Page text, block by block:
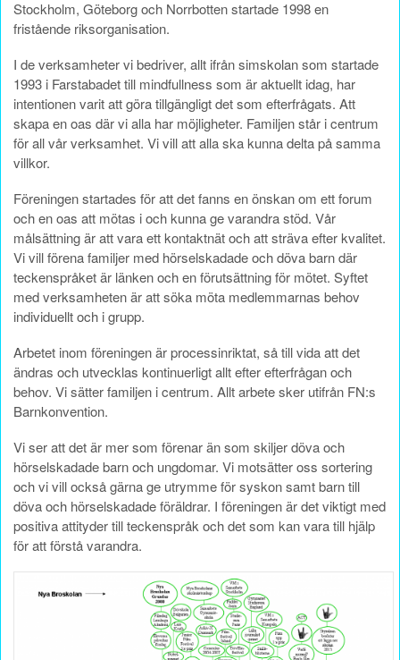
Stockholm, Göteborg och Norrbotten startade 1998 en
fristående riksorganisation.
I de verksamheter vi bedriver, allt ifrån simskolan som startade
1993 i Farstabadet till mindfullness som är aktuellt idag, har
intentionen varit att göra tillgängligt det som efterfrågats. Att
skapa en oas där vi alla har möjligheter. Familjen står i centrum
för all vår verksamhet. Vi vill att alla ska kunna delta på samma
villkor.
Föreningen startades för att det fanns en önskan om ett forum
och en oas att mötas i och kunna ge varandra stöd. Vår
målsättning är att vara ett kontaktnät och att sträva efter kvalitet.
Vi vill förena familjer med hörselskadade och döva barn där
teckenspråket är länken och en förutsättning för mötet. Syftet
med verksamheten är att söka möta medlemmarnas behov
individuellt och i grupp.
Arbetet inom föreningen är processinriktat, så till vida att det
ändras och utvecklas kontinuerligt allt efter efterfrågan och
behov. Vi sätter familjen i centrum. Allt arbete sker utifrån FN:s
Barnkonvention.
Vi ser att det är mer som förenar än som skiljer döva och
hörselskadade barn och ungdomar. Vi motsätter oss sortering
och vi vill också gärna ge utrymme för syskon samt barn till
döva och hörselskadade föräldrar. I föreningen är det viktigt med
positiva attityder till teckenspråk och det som kan vara till hjälp
för att förstå varandra.